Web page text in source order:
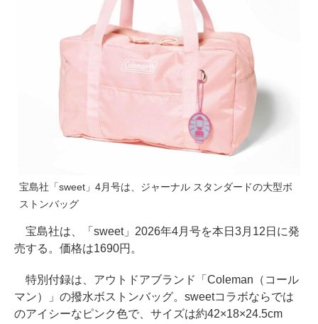
宝島社「sweet」4月号は、ジャーナル スタンダードの大型ボ
ストンバッグ
宝島社は、「sweet」2026年4月号を本日3月12日に発
売する。価格は1690円。
特別付録は、アウトドアブランド「Coleman（コール
マン）」の撥水ボストンバッグ。sweetコラボならでは
のアイシーなピンク色で、サイズは約42×18×24.5cm